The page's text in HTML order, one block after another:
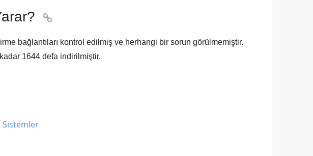

bağlantıları kontrol edilmiş ve herhangi bir sorun görülmemiştir.
1644 defa indirilmiştir.
Sistemler